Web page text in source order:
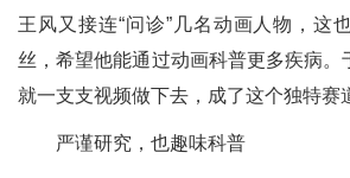
王风又接连“问诊”几名动画人物，这
丝，希望他能通过动画科普更多疾病。
就一支支视频做下去，成了这个独特赛
严谨研究，也趣味科普